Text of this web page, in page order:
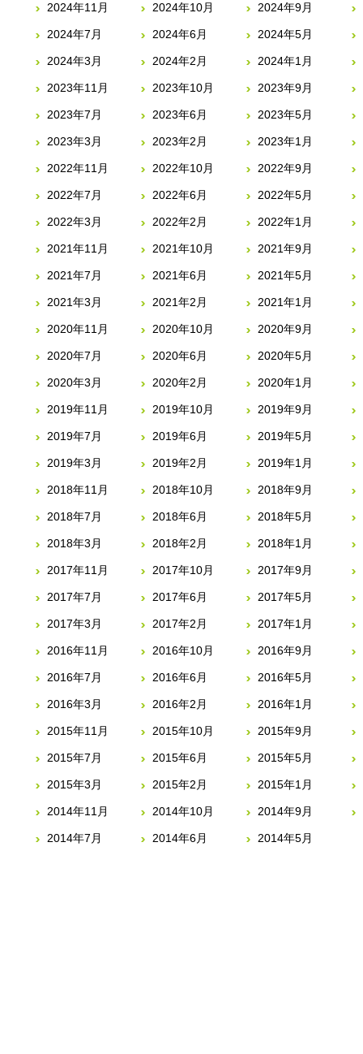
2024年11月 2024年10月 2024年9月
2024年7月 2024年6月 2024年5月
2024年3月 2024年2月 2024年1月
2023年11月 2023年10月 2023年9月
2023年7月 2023年6月 2023年5月
2023年3月 2023年2月 2023年1月
2022年11月 2022年10月 2022年9月
2022年7月 2022年6月 2022年5月
2022年3月 2022年2月 2022年1月
2021年11月 2021年10月 2021年9月
2021年7月 2021年6月 2021年5月
2021年3月 2021年2月 2021年1月
2020年11月 2020年10月 2020年9月
2020年7月 2020年6月 2020年5月
2020年3月 2020年2月 2020年1月
2019年11月 2019年10月 2019年9月
2019年7月 2019年6月 2019年5月
2019年3月 2019年2月 2019年1月
2018年11月 2018年10月 2018年9月
2018年7月 2018年6月 2018年5月
2018年3月 2018年2月 2018年1月
2017年11月 2017年10月 2017年9月
2017年7月 2017年6月 2017年5月
2017年3月 2017年2月 2017年1月
2016年11月 2016年10月 2016年9月
2016年7月 2016年6月 2016年5月
2016年3月 2016年2月 2016年1月
2015年11月 2015年10月 2015年9月
2015年7月 2015年6月 2015年5月
2015年3月 2015年2月 2015年1月
2014年11月 2014年10月 2014年9月
2014年7月 2014年6月 2014年5月